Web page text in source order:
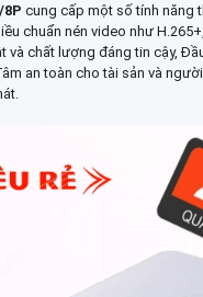
8P cung cấp một số tính năng
chuẩn nén video như
và chất lượng đáng tin cậy,
an toàn cho tài sản và